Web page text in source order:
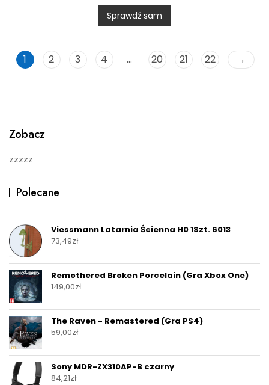
0
o
u
t
Sprawdź sam
1 2 3 4 … 20 21 22 →
Zobacz
zzzzz
Polecane
Viessmann Latarnia Ścienna H0 1Szt. 6013
73,49zł
Remothered Broken Porcelain (Gra Xbox One)
149,00zł
The Raven - Remastered (Gra PS4)
59,00zł
Sony MDR-ZX310AP-B czarny
84,21zł